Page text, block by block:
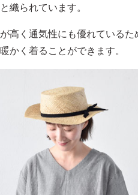
織られています。
高く通気性にも優れている
かく着ることができます。